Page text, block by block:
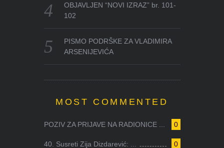
OBJAVLJEN “NOVI IZRAZ” br. 101-
102
PISMO PODRŠKE ZA VLADIMIRA
ARSENIJEVIĆA
MOST COMMENTED
0
POZIV ZA PRIJAVE NA RADIONICE ...
0
40. Susreti Zija Dizdarević: ...